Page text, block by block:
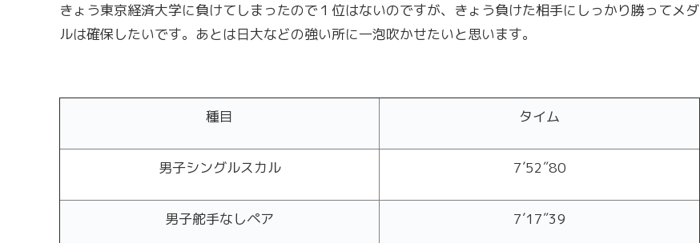
きょう東京経済大学に負けてしまったので１位はないのですが、きょう負けた相手にしっかり勝ってメダ
ルは確保したいです。あとは日大などの強い所に一泡吹かせたいと思います。
種目 タイム
男子シングルスカル 7′52″80
男子舵手なしペア 7′17″39